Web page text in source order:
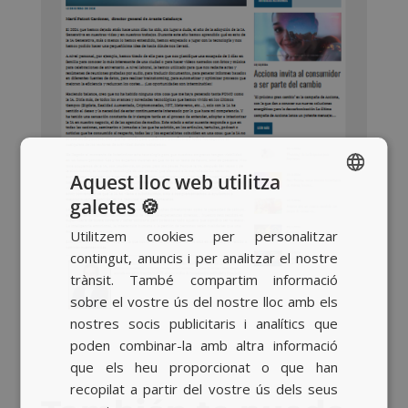
BASQUE
ENGLISH
Aquest lloc web utilitza
galetes 🍪
Utilitzem cookies per personalitzar
contingut, anuncis i per analitzar el nostre
trànsit. També compartim informació
sobre el vostre ús del nostre lloc amb els
nostres socis publicitaris i analítics que
poden combinar-la amb altra informació
que els heu proporcionat o que han
recopilat a partir del vostre ús dels seus